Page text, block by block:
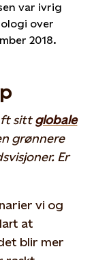
var ivrig
over
2018.
sittglobale
grønnere
Er
vi og
at
blir mer